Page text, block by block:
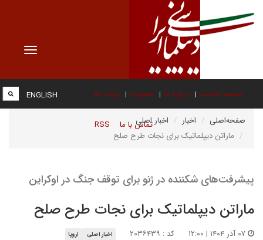
Toggle
صفحه نخست درباره ما عضویت پیوند ها
تماس با ما RSS
ENGLISH
صفحه‌اصلی اخبار
اخبار اصلی
ماراتن دیپلماتیک برای نجات طرح صلح
پیشرفت‌های شکننده در ژنو برای توقف جنگ در اوکراین
ماراتن دیپلماتیک برای نجات طرح صلح
کد : ۲۰۳۶۴۳۹ اخبار اصلی اروپا